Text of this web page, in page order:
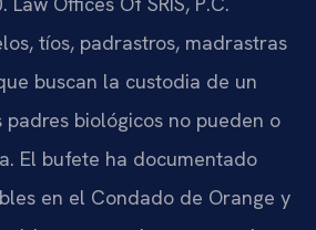
tíos, padrastros, madrastras
buscan la custodia de un
biológicos no pueden o
El bufete ha documentado
en el Condado de Orange y